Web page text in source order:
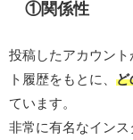
①関係性
投稿したアカウン
ト履歴をもとに、 ど
ています。
非常に有名なイン